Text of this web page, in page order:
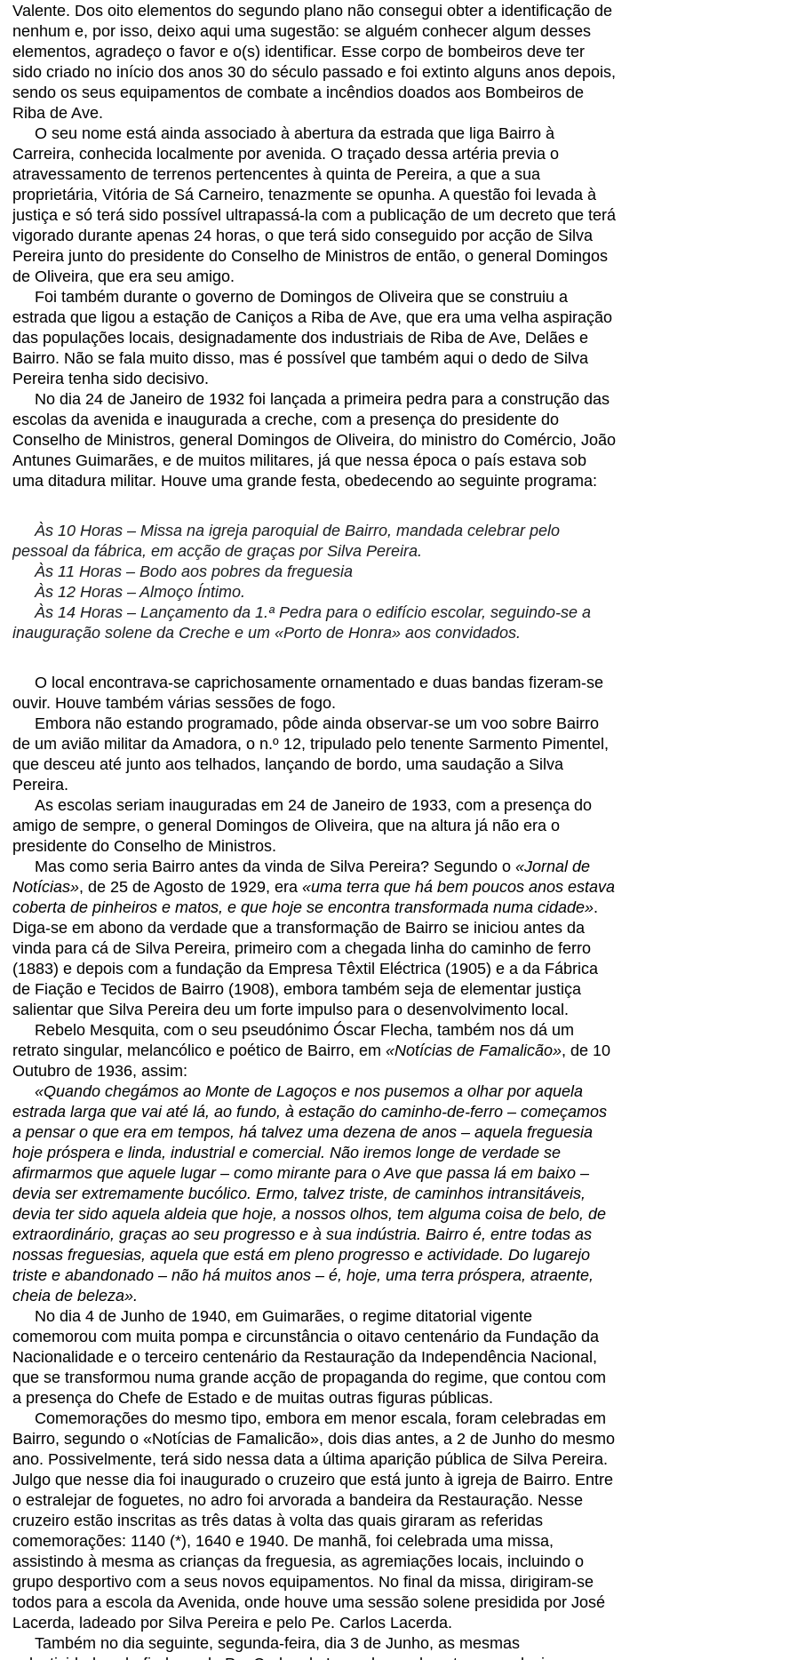
Valente. Dos oito elementos do segundo plano não consegui obter a identificação de
nenhum e, por isso, deixo aqui uma sugestão: se alguém conhecer algum desses
elementos, agradeço o favor e o(s) identificar. Esse corpo de bombeiros deve ter
sido criado no início dos anos 30 do século passado e foi extinto alguns anos depois,
sendo os seus equipamentos de combate a incêndios doados aos Bombeiros de
Riba de Ave.
O seu nome está ainda associado à abertura da estrada que liga Bairro à
Carreira, conhecida localmente por avenida. O traçado dessa artéria previa o
atravessamento de terrenos pertencentes à quinta de Pereira, a que a sua
proprietária, Vitória de Sá Carneiro, tenazmente se opunha. A questão foi levada à
justiça e só terá sido possível ultrapassá-la com a publicação de um decreto que terá
vigorado durante apenas 24 horas, o que terá sido conseguido por acção de Silva
Pereira junto do presidente do Conselho de Ministros de então, o general Domingos
de Oliveira, que era seu amigo.
Foi também durante o governo de Domingos de Oliveira que se construiu a
estrada que ligou a estação de Caniços a Riba de Ave, que era uma velha aspiração
das populações locais, designadamente dos industriais de Riba de Ave, Delães e
Bairro. Não se fala muito disso, mas é possível que também aqui o dedo de Silva
Pereira tenha sido decisivo.
No dia 24 de Janeiro de 1932 foi lançada a primeira pedra para a construção das
escolas da avenida e inaugurada a creche, com a presença do presidente do
Conselho de Ministros, general Domingos de Oliveira, do ministro do Comércio, João
Antunes Guimarães, e de muitos militares, já que nessa época o país estava sob
uma ditadura militar. Houve uma grande festa, obedecendo ao seguinte programa:
Às 10 Horas – Missa na igreja paroquial de Bairro, mandada celebrar pelo
pessoal da fábrica, em acção de graças por Silva Pereira.
Às 11 Horas – Bodo aos pobres da freguesia
Às 12 Horas – Almoço Íntimo.
Às 14 Horas – Lançamento da 1.ª Pedra para o edifício escolar, seguindo-se a
inauguração solene da Creche e um «Porto de Honra» aos convidados.
O local encontrava-se caprichosamente ornamentado e duas bandas fizeram-se
ouvir. Houve também várias sessões de fogo.
Embora não estando programado, pôde ainda observar-se um voo sobre Bairro
de um avião militar da Amadora, o n.º 12, tripulado pelo tenente Sarmento Pimentel,
que desceu até junto aos telhados, lançando de bordo, uma saudação a Silva
Pereira.
As escolas seriam inauguradas em 24 de Janeiro de 1933, com a presença do
amigo de sempre, o general Domingos de Oliveira, que na altura já não era o
presidente do Conselho de Ministros.
Mas como seria Bairro antes da vinda de Silva Pereira? Segundo o «Jornal de
Notícias», de 25 de Agosto de 1929, era «uma terra que há bem poucos anos estava
coberta de pinheiros e matos, e que hoje se encontra transformada numa cidade».
Diga-se em abono da verdade que a transformação de Bairro se iniciou antes da
vinda para cá de Silva Pereira, primeiro com a chegada linha do caminho de ferro
(1883) e depois com a fundação da Empresa Têxtil Eléctrica (1905) e a da Fábrica
de Fiação e Tecidos de Bairro (1908), embora também seja de elementar justiça
salientar que Silva Pereira deu um forte impulso para o desenvolvimento local.
Rebelo Mesquita, com o seu pseudónimo Óscar Flecha, também nos dá um
retrato singular, melancólico e poético de Bairro, em «Notícias de Famalicão», de 10
Outubro de 1936, assim:
«Quando chegámos ao Monte de Lagoços e nos pusemos a olhar por aquela
estrada larga que vai até lá, ao fundo, à estação do caminho-de-ferro – começamos
a pensar o que era em tempos, há talvez uma dezena de anos – aquela freguesia
hoje próspera e linda, industrial e comercial. Não iremos longe de verdade se
afirmarmos que aquele lugar – como mirante para o Ave que passa lá em baixo –
devia ser extremamente bucólico. Ermo, talvez triste, de caminhos intransitáveis,
devia ter sido aquela aldeia que hoje, a nossos olhos, tem alguma coisa de belo, de
extraordinário, graças ao seu progresso e à sua indústria. Bairro é, entre todas as
nossas freguesias, aquela que está em pleno progresso e actividade. Do lugarejo
triste e abandonado – não há muitos anos – é, hoje, uma terra próspera, atraente,
cheia de beleza».
No dia 4 de Junho de 1940, em Guimarães, o regime ditatorial vigente
comemorou com muita pompa e circunstância o oitavo centenário da Fundação da
Nacionalidade e o terceiro centenário da Restauração da Independência Nacional,
que se transformou numa grande acção de propaganda do regime, que contou com
a presença do Chefe de Estado e de muitas outras figuras públicas.
Comemorações do mesmo tipo, embora em menor escala, foram celebradas em
Bairro, segundo o «Notícias de Famalicão», dois dias antes, a 2 de Junho do mesmo
ano. Possivelmente, terá sido nessa data a última aparição pública de Silva Pereira.
Julgo que nesse dia foi inaugurado o cruzeiro que está junto à igreja de Bairro. Entre
o estralejar de foguetes, no adro foi arvorada a bandeira da Restauração. Nesse
cruzeiro estão inscritas as três datas à volta das quais giraram as referidas
comemorações: 1140 (*), 1640 e 1940. De manhã, foi celebrada uma missa,
assistindo à mesma as crianças da freguesia, as agremiações locais, incluindo o
grupo desportivo com a seus novos equipamentos. No final da missa, dirigiram-se
todos para a escola da Avenida, onde houve uma sessão solene presidida por José
Lacerda, ladeado por Silva Pereira e pelo Pe. Carlos Lacerda.
Também no dia seguinte, segunda-feira, dia 3 de Junho, as mesmas